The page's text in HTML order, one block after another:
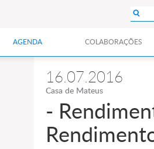
AGENDA COLABORAÇÕES
16.07.2016
Casa de Mateus
-